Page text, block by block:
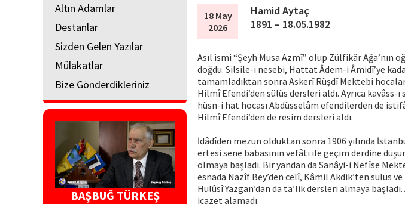
Altın Adamlar
Destanlar
Sizden Gelen Yazılar
Mülakatlar
Bize Gönderdikleriniz
BAŞBUĞ TÜRKEŞ
18 May
2026
Hamid Aytaç
1891 – 18.05.1982
Asıl ismi “Şeyh Musa Azmî” olup Zülfikâr Ağa’nın
doğdu. Silsile-i nesebi, Hattat Âdem-i Âmidî’ye
tamamladıktan sonra Askerî Rüşdî Mektebi
Hilmî Efendi’den sülüs dersleri aldı. Ayrıca kavâss-
hüsn-i hat hocası Abdüsselâm efendilerden de
Hilmî Efendi’den de resim dersleri aldı.
İdâdîden mezun olduktan sonra 1906 yılında
ertesi sene babasının vefâtı ile geçim derdine
olmaya başladı. Bir yandan da Sanâyi-i Nefîse
esnada Nazîf Bey’den celî, Kâmil Akdik’ten sülüs
Hulûsî Yazgan’dan da ta’lik dersleri almaya
icazet alamadı.